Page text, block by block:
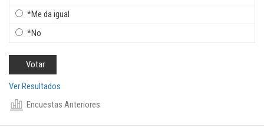
*Me da igual
*No
Ver Resultados
Encuestas Anteriores